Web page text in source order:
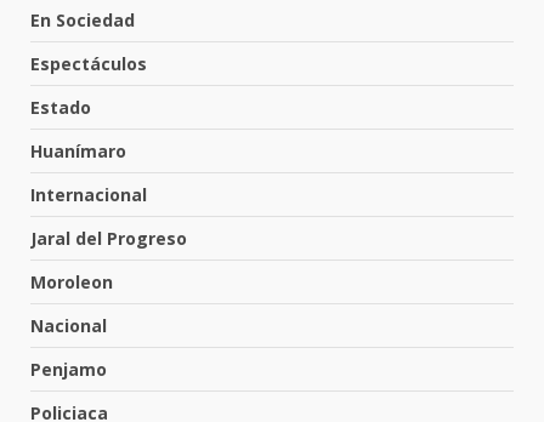
En Sociedad
Espectáculos
Estado
Huanímaro
Internacional
Jaral del Progreso
Moroleon
Nacional
Penjamo
Policiaca
resiste al paso del tiempo
6 de agosto de 2026
6
El Pbro. Mario Alberto Pérez
asume la administración de la
parroquia de Guarapo
FISCALÍA GENERAL DEL ESTADO
LEGALIDAD CON LA